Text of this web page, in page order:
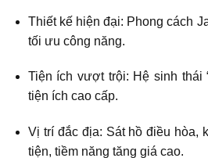
Thiết kế hiện đại: Phong cách
tối ưu công năng.
Tiện ích vượt trội: Hệ sinh thái
tiện ích cao cấp.
Vị trí đắc địa: Sát hồ điều hòa,
tiện, tiềm năng tăng giá cao.